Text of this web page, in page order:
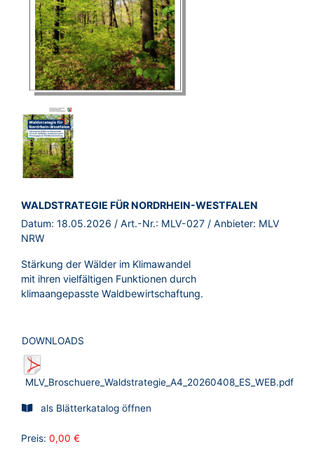
BROSCHÜRE:
WALDSTRATEGIE FÜR NORDRHEIN-WESTFALEN
Datum: 18.05.2026 / Art.-Nr.: MLV-027 / Anbieter: MLV
NRW
Stärkung der Wälder im Klimawandel
mit ihren vielfältigen Funktionen durch
klimaangepasste Waldbewirtschaftung.
DOWNLOADS
MLV_Broschuere_Waldstrategie_A4_20260408_ES_WEB.pdf
als Blätterkatalog öffnen
Preis: 0,00 €